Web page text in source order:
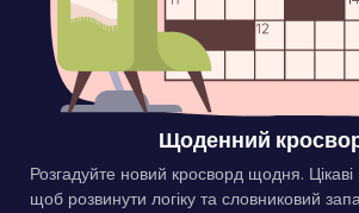
Щоденний
Розгадуйте новий кросворд щодня. Цікаві
щоб розвинути логіку та словниковий